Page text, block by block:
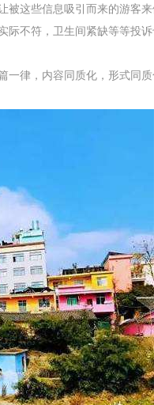
这些信息吸引而来的游客
不符，卫生间紧缺等等投
律，内容同质化，形式同